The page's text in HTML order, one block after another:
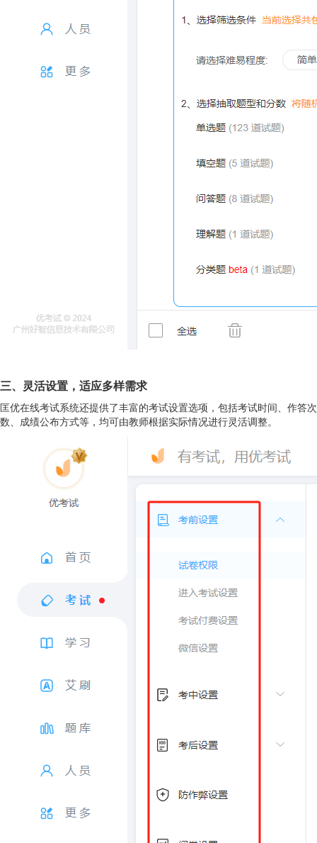
三、灵活设置，适应多样需求
匡优在线考试系统还提供了丰富的考试设置选项，包括考试时间、作答次
数、成绩公布方式等，均可由教师根据实际情况进行灵活调整。